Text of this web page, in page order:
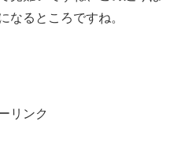
なるところですね。
リンク